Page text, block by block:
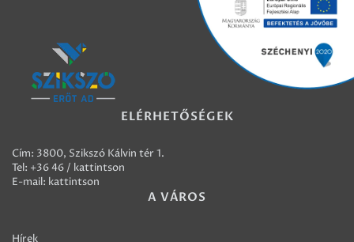
ELÉRHETŐSÉGEK
Cím: 3800, Szikszó Kálvin tér 1.
Tel: +36 46 / kattintson
E-mail: kattintson
A VÁROS
Hírek